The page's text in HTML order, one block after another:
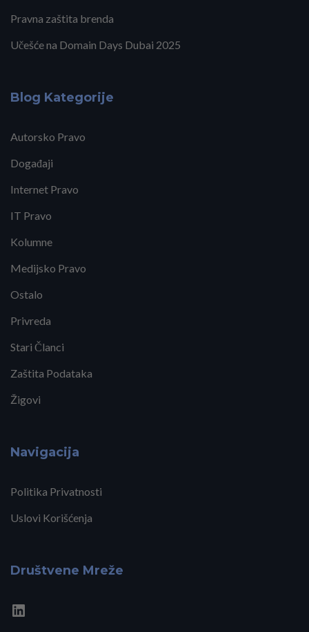
Pravna zaštita brenda
Učešće na Domain Days Dubai 2025
Blog Kategorije
Autorsko Pravo
Događaji
Internet Pravo
IT Pravo
Kolumne
Medijsko Pravo
Ostalo
Privreda
Stari Članci
Zaštita Podataka
Žigovi
Navigacija
Politika Privatnosti
Uslovi Korišćenja
Društvene Mreže